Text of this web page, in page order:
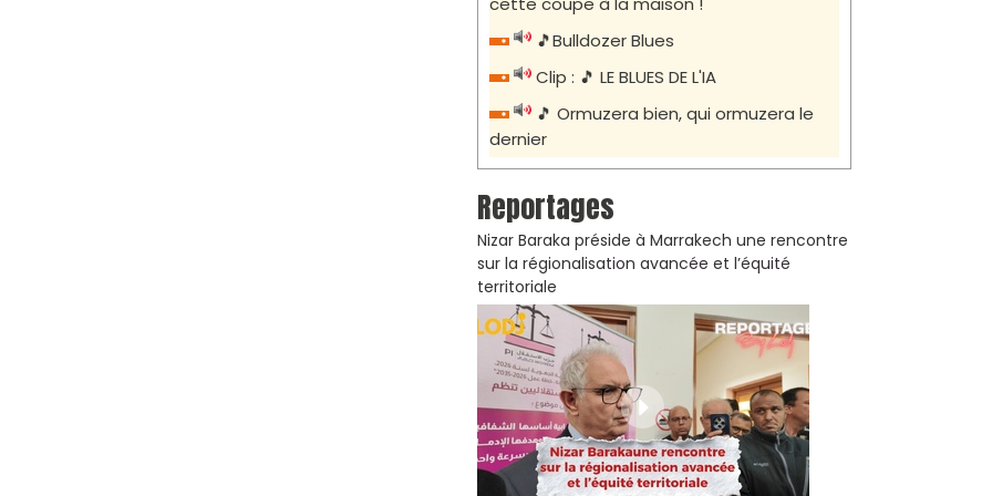
🎵Bulldozer Blues
Clip : 🎵 LE BLUES DE L'IA
🎵 Ormuzera bien, qui ormuzera le
dernier
Reportages
Nizar Baraka préside à Marrakech une rencontre
sur la régionalisation avancée et l’équité
territoriale